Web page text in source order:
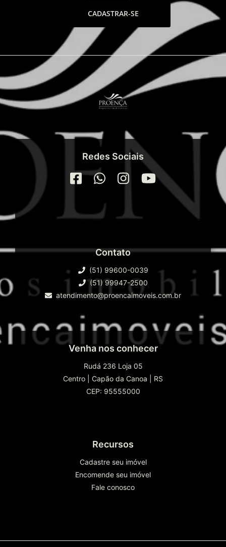
CADASTRAR-SE
Redes Sociais
Contato
(51) 99600-0039
(51) 99947-2500
atendimento@proencaimoveis.com.br
Venha nos conhecer
Rudá 236 Loja 05
Centro
Capão da Canoa
RS
CEP: 95555000
Recursos
Cadastre seu imóvel
Encomende seu imóvel
Fale conosco